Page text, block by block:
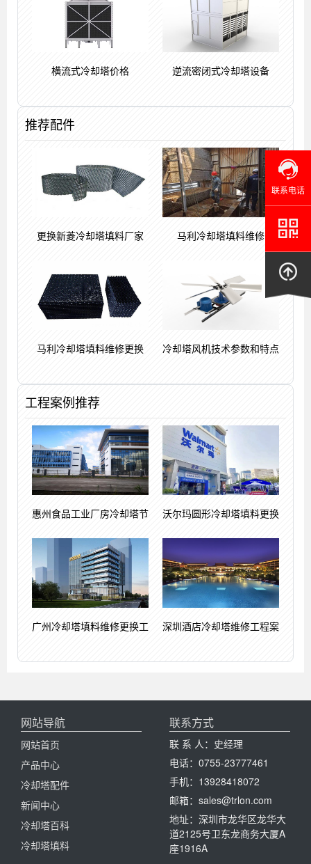
横流式冷却塔价格 逆流密闭式冷却塔设备
推荐配件
更换新菱冷却塔填料厂家 马利冷却塔填料维修
马利冷却塔填料维修更换 冷却塔风机技术参数和特点
工程案例推荐
惠州食品工业厂房冷却塔节 沃尔玛圆形冷却塔填料更换
广州冷却塔填料维修更换工 深圳酒店冷却塔维修工程案
网站导航
网站首页
产品中心
冷却塔配件
新闻中心
冷却塔百科
冷却塔填料
联系方式
联 系 人：史经理
电话：0755-23777461
手机：13928418072
邮箱：sales@trlon.com
地址：深圳市龙华区龙华大
道2125号卫东龙商务大厦A
座1916A
联系电话